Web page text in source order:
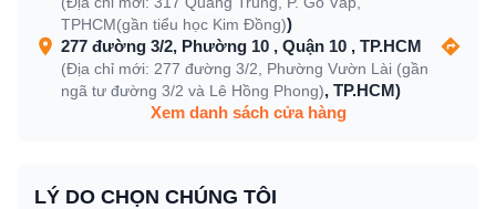
TPHCM(gần tiểu học Kim Đồng))
277 đường 3/2, Phường 10 , Quận 10 , TP.HCM
(Địa chỉ mới: 277 đường 3/2, Phường Vườn Lài (gần
ngã tư đường 3/2 và Lê Hồng Phong), TP.HCM)
Xem danh sách cửa hàng
LÝ DO CHỌN CHÚNG TÔI